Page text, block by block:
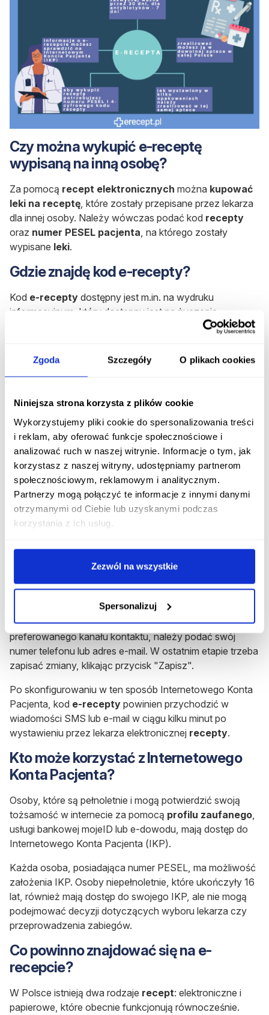
Zgoda Szczegóły O plikach cookies
Niniejsza strona korzysta z plików cookie
Wykorzystujemy pliki cookie do spersonalizowania treści
i reklam, aby oferować funkcje społecznościowe i
analizować ruch w naszej witrynie. Informacje o tym, jak
korzystasz z naszej witryny, udostępniamy partnerom
społecznościowym, reklamowym i analitycznym.
Partnerzy mogą połączyć te informacje z innymi danymi
otrzymanymi od Ciebie lub uzyskanymi podczas
korzystania z ich usług.
Zezwól na wszystkie
Spersonalizuj
Czy można wykupić e-receptę
wypisaną na inną osobę?
Za pomocą recept elektronicznych można kupować
leki na receptę , które zostały przepisane przez lekarza
dla innej osoby. Należy wówczas podać kod recepty
oraz numer PESEL pacjenta , na którego zostały
wypisane leki.
Gdzie znajdę kod e-recepty?
Kod e-recepty dostępny jest m.in. na wydruku
informacyjnym, który dostępny jest na życzenie.
otrzymamy, jeżeli
zrealizujesz na podstawie 4-cyfrowego kodu, który
otrzymasz e-mailem lub SMS-em, w zależności od tego,
Pacjenta.
Ponadto można przedstawić kod QR e-recepty (kod QR
to dwuwymiarowy kod kreskowy, który pozwala przejść
do strony internetowej, aplikacji lub innej funkcji)
znajdujący się na Twoim telefonie w aplikacji mojeIKP.
Jak skonfigurować Internetowe Konto
Pacjenta, aby otrzymywać kod
recepty?
Aby otrzymywać kodrecepty, należy zalogować się do
Internetowego Konta Pacjenta. Następnie wejść w
danych. W następnym kroku można zaznaczyć, czy
chce się otrzymywać kodrecepty
w wiadomości SMS
czy wiadomości typu e-mail. W zależności od
preferowanego kanału kontaktu, należy podać swój
numer telefonu lub adres e-mail. W ostatnim etapie trzeba
zapisać zmiany, klikając przycisk "Zapisz".
Po skonfigurowaniu w ten sposób Internetowego Konta
Pacjenta, kod e-recepty powinien przychodzić w
wiadomości SMS lub e-mail w ciągu kilku minut po
wystawieniu przez lekarza elektronicznej recepty.
Kto może korzystać z Internetowego
Konta Pacjenta?
Osoby, które są pełnoletnie i mogą potwierdzić swoją
tożsamość w internecie za pomocą profilu zaufanego
usługi bankowej mojeID lub e-dowodu, mają dostęp do
Internetowego Konta Pacjenta (IKP).
Każda osoba, posiadająca numer PESEL, ma możliwość
założenia IKP. Osoby niepełnoletnie, które ukończyły 16
lat, również mają dostęp do swojego IKP, ale nie mogą
podejmować decyzji dotyczących wyboru lekarza czy
przeprowadzenia zabiegów.
Co powinno znajdować się na e-
recepcie?
W Polsce istnieją dwa rodzaje recept: elektroniczne i
papierowe, które obecnie funkcjonują równocześnie.